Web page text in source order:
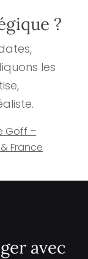
?
les
Goff –
France
avec